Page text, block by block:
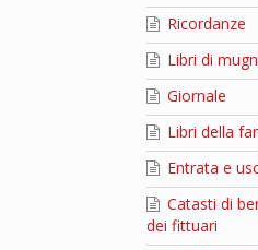
Ricordanze
Libri di
Giornale
Libri della
Entrata e
Catasti di
dei fittuari